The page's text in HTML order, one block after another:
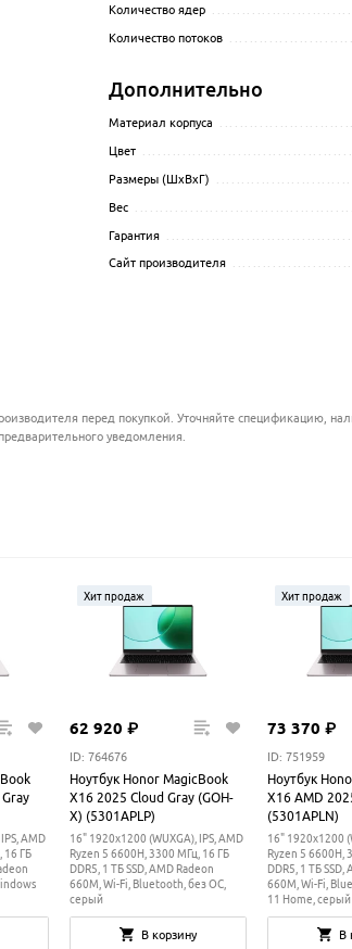
Количество ядер
Количество потоков
Дополнительно
Материал корпуса
Цвет
Размеры (ШхВхГ)
Вес
Гарантия
Сайт производителя
перед покупкой. Уточняйте спецификацию,
уведомления.
AMD
16 ГБ
Хит продаж
62 920 ₽
ID: 764676
Ноутбук Honor MagicBook
X16 2025 Cloud Gray (GOH-
X) (5301APLP)
16" 1920x1200 (WUXGA), IPS, AMD
Ryzen 5 6600H, 3300 МГц, 16 ГБ
DDR5, 1 ТБ SSD, AMD Radeon
660M, Wi-Fi, Bluetooth, без ОС,
серый
В корзину
Хит продаж
73 370 ₽
ID: 751959
Ноутбук
X16 AMD
(5301APLN)
16" 1920x1200
Ryzen 5 6600H,
DDR5, 1 ТБ SSD,
660M, Wi-Fi,
11 Home, серый
В